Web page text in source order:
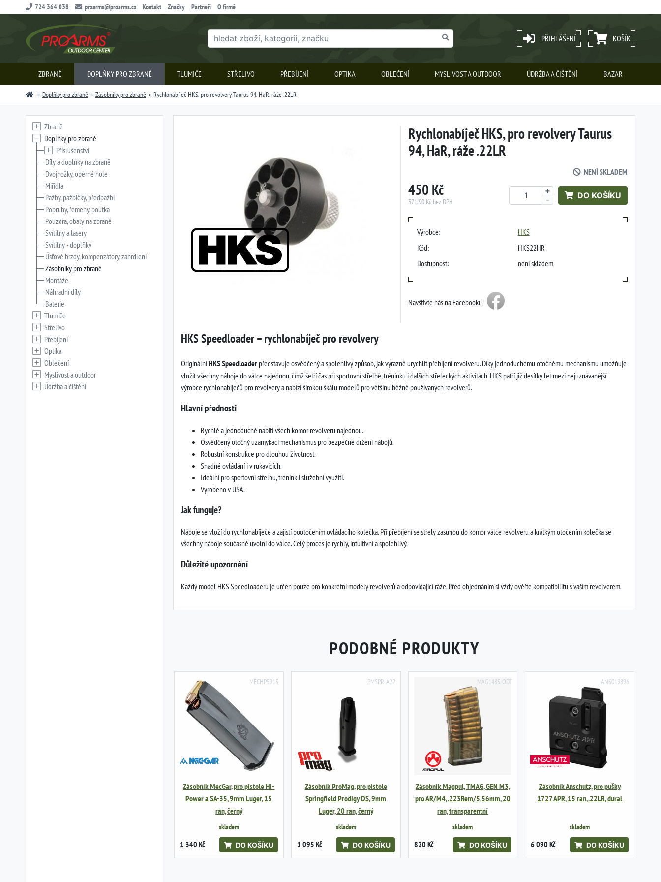
724 364 038 proarms@proarms.cz Kontakt Značky Partneři O firmě
PŘIHLÁŠENÍ KOŠÍK
ZBRANĚ DOPLŇKY PRO ZBRANĚ TLUMIČE STŘELIVO PŘEBÍJENÍ OPTIKA OBLEČENÍ MYSLIVOST A OUTDOOR ÚDRŽBA A ČIŠTĚNÍ BAZAR
Doplňky pro zbraně Zásobníky pro zbraně Rychlonabíječ HKS, pro revolvery Taurus 94, HaR, ráže .22LR
Rychlonabíječ HKS, pro revolvery Taurus
94, HaR, ráže .22LR
NENÍ SKLADEM
450 Kč
371,90 Kč bez DPH
+
-
DO KOŠÍKU
Výrobce:
HKS
Kód:
HKS22HR
Dostupnost:
není skladem
Navštivte nás na Facebooku
HKS Speedloader – rychlonabíječ pro revolvery
OriginálníHKS Speedloader představuje osvědčený a spolehlivý způsob, jak výrazně urychlit přebíjení revolveru. Díky jednoduchému otočnému mechanismu umožňuje
vložit všechny náboje do válce najednou, čímž šetří čas při sportovní střelbě, tréninku i dalších střeleckých aktivitách. HKS patří již desítky let mezi nejuznávanější
výrobce rychlonabíječů pro revolvery a nabízí širokou škálu modelů pro většinu běžně používaných revolverů.
Hlavní přednosti
Rychlé a jednoduché nabití všech komor revolveru najednou.
Osvědčený otočný uzamykací mechanismus pro bezpečné držení nábojů.
Robustní konstrukce pro dlouhou životnost.
Snadné ovládání i v rukavicích.
Ideální pro sportovní střelbu, trénink i služební využití.
Vyrobeno v USA.
Jak funguje?
Náboje se vloží do rychlonabíječe a zajistí pootočením ovládacího kolečka. Při přebíjení se střely zasunou do komor válce revolveru a krátkým otočením kolečka se
všechny náboje současně uvolní do válce. Celý proces je rychlý, intuitivní a spolehlivý.
Důležité upozornění
Každý model HKS Speedloaderu je určen pouze pro konkrétní modely revolverů a odpovídající ráže. Před objednáním si vždy ověřte kompatibilitu s vaším revolverem.
PODOBNÉ PRODUKTY
MECHP5915
Zásobník MecGar, pro pistole Hi-
Power a SA-35, 9mm Luger, 15
ran, černý
skladem
1 340 Kč DO KOŠÍKU
PMSPR-A22
Zásobník ProMag, pro pistole
Springfield Prodigy DS, 9mm
Luger, 20 ran, černý
skladem
1 095 Kč DO KOŠÍKU
MAG1485-ODT
Zásobník Magpul, TMAG, GEN M3,
pro AR/M4, .223Rem/5,56mm, 20
ran, transparentní
skladem
820 Kč DO KOŠÍKU
ANS019896
Zásobník Anschutz, pro pušky
1727 APR, 15 ran, .22LR, dural
skladem
6 090 Kč DO KOŠÍKU
Zbraně
Doplňky pro zbraně
Příslušenství
Díly a doplňky na zbraně
Dvojnožky, opěrné hole
Miřidla
Pažby, pažbičky, předpažbí
Popruhy, řemeny, poutka
Pouzdra, obaly na zbraně
Svítilny a lasery
Svítilny - doplňky
Úsťové brzdy, kompenzátory, zahrdlení
Zásobníky pro zbraně
Montáže
Náhradní díly
Baterie
Tlumiče
Střelivo
Přebíjení
Optika
Oblečení
Myslivost a outdoor
Údržba a čištění